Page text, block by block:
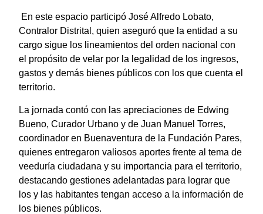
En este espacio participó José Alfredo Lobato,
Contralor Distrital, quien aseguró que la entidad a su
cargo sigue los lineamientos del orden nacional con
el propósito de velar por la legalidad de los ingresos,
gastos y demás bienes públicos con los que cuenta el
territorio.
La jornada contó con las apreciaciones de Edwing
Bueno, Curador Urbano y de Juan Manuel Torres,
coordinador en Buenaventura de la Fundación Pares,
quienes entregaron valiosos aportes frente al tema de
veeduría ciudadana y su importancia para el territorio,
destacando gestiones adelantadas para lograr que
los y las habitantes tengan acceso a la información de
los bienes públicos.